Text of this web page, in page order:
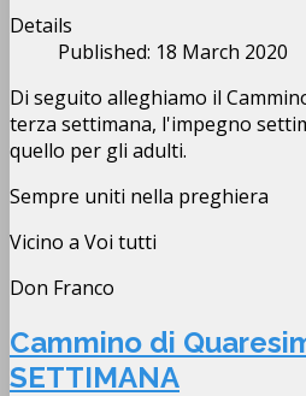
Details
Published: 18 March 2020
Di seguito alleghiamo il
terza settimana, l'impegno
quello per gli adulti.
Sempre uniti nella preghiera
Vicino a Voi tutti
Don Franco
Cammino di
SETTIMANA